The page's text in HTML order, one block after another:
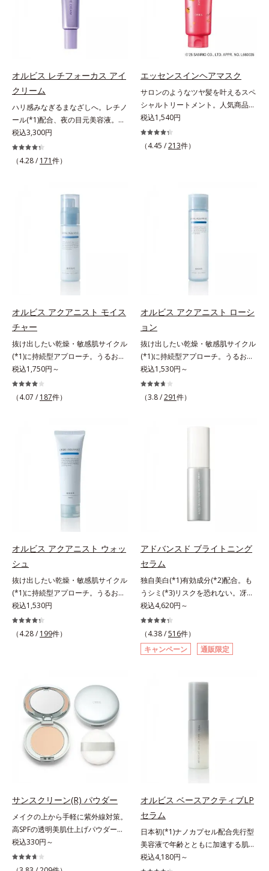
てください。各商品の詳しい情報は
BEAUTY夏祭りは、こちら
いくお悩みを自然に隠しつつも、ま
叶えるのは、微細で均一なカバー粉
にダマ防止の特殊コーティングを施
すことで、カバー粉体は薄く・均一
に凹凸へフィット。毛穴や色ムラを
カバーしながら自然な仕上がりを叶
えます。また、ファンデーションを
つけている間に保湿成分が肌へ浸透
(*2)するスキンコンディショニング
セラム設計(*3)を採用。肌に触れた
うな透明感とツヤを生み出すこと
で、“つるん”とした光のヴェールを
キンフィットカラー成分（酸化チタ
ン、酸化鉄、ステアロイルグルタミ
肌悩みをカバーする粉体*2 角層ま
で*3 肌のキメを整え、粉体を密着
け止め・化粧下地・カラーコントロ
ール・コンシーラー・パウダー・フ
ァンデーションの7役を兼ねる多機
能BB。慌ただしい朝でもパパッと
塗るだけで、厚塗り感のない、自然
なツヤめきのある美肌に整えます。
*1 年齢を重ねた肌*2 オルビス内BB
クリームのカバー力
オルビス レチフォーカス アイ
クリーム
ハリ感みなぎるまなざしへ。レチノ
ール(*1)配合、夜の目元美容液。オ
ルビスの目元技術を結集し、ハリ感
みなぎるまなざしへ。レチノール
(*1)配合の目元美容液です。目元悩
(*2)の2種の成分が深いうるおいを
与え、湧き上がるようなハリ感を呼
り、肌表面にピン！としたハリ感を
与え、さらに疑似セラミド(*3)が角
アの最後にプラスすることで乾燥に
よる小ジワを目立たなくし、ハリ感
チノール配合＝保湿成分*2 パルミ
成分*3 ラウロイルグルタミン酸ジ
（フィトステリル/オクチルドデシ
ル）配合＝保湿成分*4 角層まで
税込3,300円
（4.28 / 171件）
エッセンスインヘアマスク
サロンのようなツヤ髪を叶えるスペ
シャルトリートメント。人気商品
「エッセンスインヘアミルク」と同
じシリーズの、お風呂で美しいツヤ
髪を叶えるスペシャルヘアマスクで
らに毛髪保護成分がダメージを受け
クル表面をリペア。髪の内外にアプ
ローチして、乾燥などの外的刺激か
に適量を髪になじませ、置き時間は
0秒。なじませてすぐに洗い流す手
る、まるでサロン帰りのようなうる
おうツヤ髪を叶えます。*1 毛髪補
修成分（イソステアリン酸、イソス
テアロイル加水分解コラーゲン、イ
ソステアロイル加水分解シルク、ス
フィンゴ糖脂質、トコフェロール、
グリセリン、糖脂質、BG、イソス
テアリン酸、イソステアロイル加水
ル）*2 髪の乾燥、乾燥によるパサ
つき*3 毛髪にうるおい、ハリを与
税込1,540円
（4.45 /213件）
オルビス アクアニスト モイス
チャー
抜け出したい乾燥・敏感肌サイクル
(*1)に持続型アプローチ。うるおい
を追求した敏感肌用保湿スキンケア
(*2)。うるおいを逃し、刺激を受け
やすい角層の“乾燥敏感スランプ
望の敏感肌用保湿スキンケアライン
「オルビス アクアニスト」。乾燥
敏感スランプの原因にアプローチす
る持続型トリプルアミノ酸(*4)を配
異物として排出されにくく、肌にと
どまってうるおいを蓄えてくれま
す。刺激を受けやすくなった角層を
うるおいで満たし、脱・敏感肌を目
指します。無油分・無着色・無香
不使用(*5)・パラベンフリー、6つ
のフリー処方で徹底的に肌に寄り添
います。*1 乾燥と敏感をくり返す
こと*2 敏感肌対象連用テスト済
（すべての方のお肌に合うというこ
とではありません）*3 乾燥して敏
へ導く保湿成分、植物由来アミノ酸
（エルゴチオネイン）配合＝肌を整
え、すこやかに保つ保湿成分、微生
物由来アミノ酸（エクトイン）配合
＝乱れた角層にうるおいを与え、肌
荒れを防ぐ保湿成分*5 ウォッシュ
を除くLM＝さっぱり高保湿タイプ
税込1,750円～
（4.07 / 187件）
オルビス アクアニスト ローシ
ョン
抜け出したい乾燥・敏感肌サイクル
(*1)に持続型アプローチ。うるおい
を追求した敏感肌用保湿スキンケア
(*2)。うるおいを逃し、刺激を受け
やすい角層の“乾燥敏感スランプ
る持続型トリプルアミノ酸(*4)を配
合。もともと体内にあるアミノ酸は
異物として排出されにくく、肌にと
どまってうるおいを蓄えてくれま
す。刺激を受けやすくなった角層を
指します。無油分・無着色・無香
不使用(*5)・パラベンフリー、6つ
のフリー処方で徹底的に肌に寄り添
います。*1 乾燥と敏感をくり返す
こと*2 敏感肌対象連用テスト済
（すべての方のお肌に合うというこ
とではありません）*3 乾燥して敏
感に感じやすい状態のこと*4 発酵
へ導く保湿成分、植物由来アミノ酸
物由来アミノ酸（エクトイン）配合
＝乱れた角層にうるおいを与え、肌
荒れを防ぐ保湿成分*5 ウォッシュ
を除くLM＝さっぱり高保湿タイプ
（脂性肌～普通肌）RM＝しっとり
税込1,530円～
（3.8 /291件）
オルビス アクアニスト ウォッ
シュ
抜け出したい乾燥・敏感肌サイクル
(*1)に持続型アプローチ。うるおい
を追求した敏感肌用保湿スキンケア
(*2)。うるおいを逃し、刺激を受け
やすい角層の“乾燥敏感スランプ
敏感スランプの原因にアプローチす
る持続型トリプルアミノ酸(*4)を配
合。もともと体内にあるアミノ酸は
異物として排出されにくく、肌にと
どまってうるおいを蓄えてくれま
す。刺激を受けやすくなった角層を
うるおいで満たし、脱・敏感肌を目
料・アルコールフリー・パラベンフ
リーで、徹底的に肌に寄り添いま
す。*1 乾燥と敏感をくり返すこと
*2 敏感肌対象連用テスト済（すべ
ての方のお肌に合うということでは
ありません）*3 乾燥して敏感に感
税込1,530円
（4.28 / 199件）
アドバンスド ブライトニング
セラム
独自美白(*1)有効成分(*2)配合。も
うシミ(*3)リスクを恐れない。冴え
わたる透明美肌(*4)へ。先端肌科学
が導く、透明感あふれる輝き(*4)
へ。今の自分の肌も未来の肌もあき
らめない、自分史上最高の冴えわた
る透明美肌(*4)を目指すには、美肌
ミを予防するお手入れを続けること
(*1)有効成分「m-ピクセノール（デ
クスパンテノールW）」を配合。シ
ミの原因になると考えられる“メラ
ニンの塊”を居座らせない(*1)、粉砕
と排出サポート(*5)の2ステップで
カスを防ぎます。さらに、「アルテ
アネスレ(*6)」を配合し、うるおい
に満ちた自分本来の澄み渡るような
透明感を目指します。手に取った
時、なじませた時、後肌、と3段階
に変化するテクスチャーは、肌にす
税込4,620円～
（4.38 /516件）
キャンペーン
通販限定
サンスクリーン(R) パウダー
メイクの上から手軽に紫外線対策。
高SPFの透明美肌仕上げパウダー。
メイクの上から手を汚さずに紫外線
対策ができるUVカットパウダーで
す。“素肌のようななめらかな軽
税込330円～
オルビス ベースアクティブLP
セラム
日本初(*1)ナノカプセル配合先行型
美容液で年齢とともに加速する肌悩
み(*2)にブレーキを。スキンケアの
税込4,180円～